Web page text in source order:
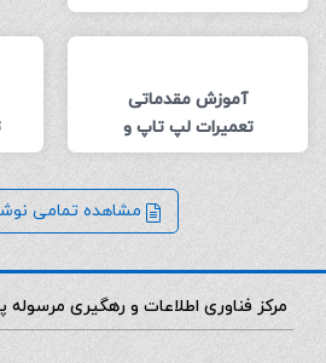
آموزش مقدماتی
تعمیرات لپ تاپ و
عیب یابی آن
مشاهده تمامی
مرکز فناوری اطلاعات و رهگیری